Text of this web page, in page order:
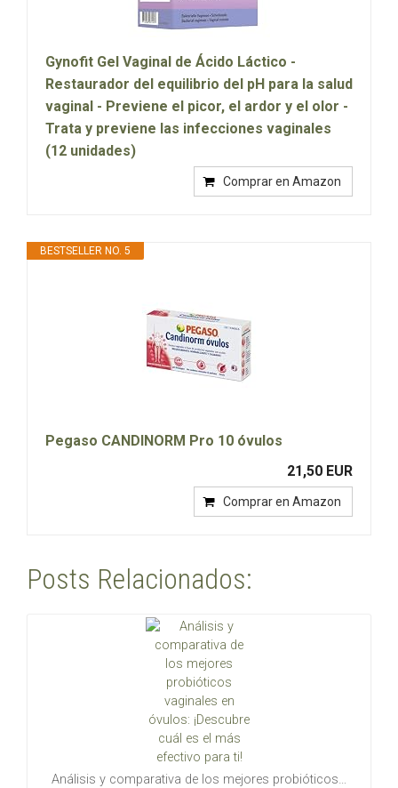
Gynofit Gel Vaginal de Ácido Láctico -
Restaurador del equilibrio del pH para la salud
vaginal - Previene el picor, el ardor y el olor -
Trata y previene las infecciones vaginales
(12 unidades)
Comprar en Amazon
BESTSELLER NO. 5
Pegaso CANDINORM Pro 10 óvulos
21,50 EUR
Comprar en Amazon
Posts Relacionados:
Análisis y comparativa de los mejores probióticos…